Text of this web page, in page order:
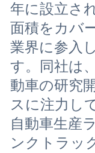
年に設立さ
面積をカバ
業界に参入
す。同社は
動車の研究
スに注力し
自動車生産
ンクトラッ